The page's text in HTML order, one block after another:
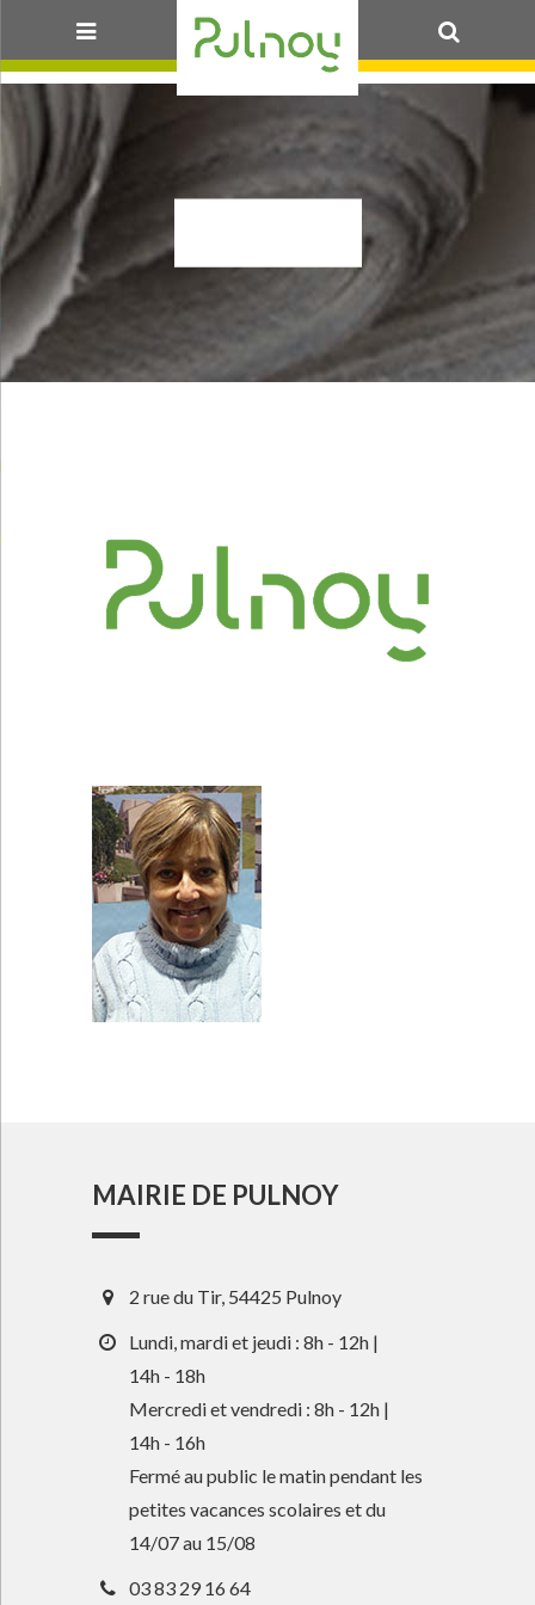
MAIRIE DE PULNOY
2 rue du Tir, 54425 Pulnoy
Lundi, mardi et jeudi : 8h - 12h |
14h - 18h
Mercredi et vendredi : 8h - 12h |
14h - 16h
Fermé au public le matin pendant les
petites vacances scolaires et du
14/07 au 15/08
03 83 29 16 64